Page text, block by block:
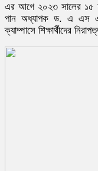
এর আগে ২০২৩ সালের ১৫
পান অধ্যাপক ড. এ এস
ক্যাম্পাসে শিক্ষার্থীদের